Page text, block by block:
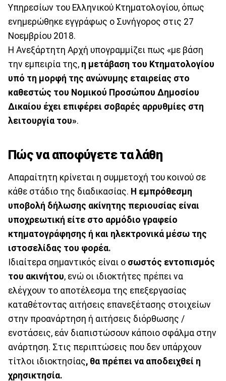
Υπηρεσίων του Ελληνικού Κτηματολογίου, όπως
ενημερώθηκε εγγράφως ο Συνήγορος στις 27
Νοεμβρίου 2018.
Η Ανεξάρτητη Αρχή υπογραμμίζει πως «με βάση
την εμπειρία της, η μετάβαση του Κτηματολογίου
υπό τη μορφή της ανώνυμης εταιρείας στο
καθεστώς του Νομικού Προσώπου Δημοσίου
Δικαίου έχει επιφέρει σοβαρές αρρυθμίες στη
λειτουργία του».
Πώς να αποφύγετε τα λάθη
Απαραίτητη κρίνεται η συμμετοχή του κοινού σε
κάθε στάδιο της διαδικασίας. Η εμπρόθεσμη
υποβολή δήλωσης ακίνητης περιουσίας είναι
υποχρεωτική είτε στο αρμόδιο γραφείο
κτηματογράφησης ή και ηλεκτρονικά μέσω της
ιστοσελίδας του φορέα.
Ιδιαίτερα σημαντικός είναι ο σωστός εντοπισμός
του ακινήτου, ενώ οι ιδιοκτήτες πρέπει να
ελέγχουν το αποτέλεσμα της επεξεργασίας
καταθέτοντας αιτήσεις επανεξέτασης στοιχείων
στην προανάρτηση ή αιτήσεις διόρθωσης /
ενστάσεις, εάν διαπιστώσουν κάποιο σφάλμα στην
ανάρτηση. Στις περιπτώσεις που δεν υπάρχουν
τίτλοι ιδιοκτησίας, θα πρέπει να αποδειχθεί η
χρησικτησία.